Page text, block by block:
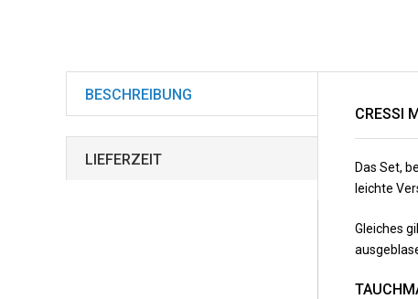
BESCHREIBUNG
LIEFERZEIT
CRESSI
Das Set,
leichte
Gleiches